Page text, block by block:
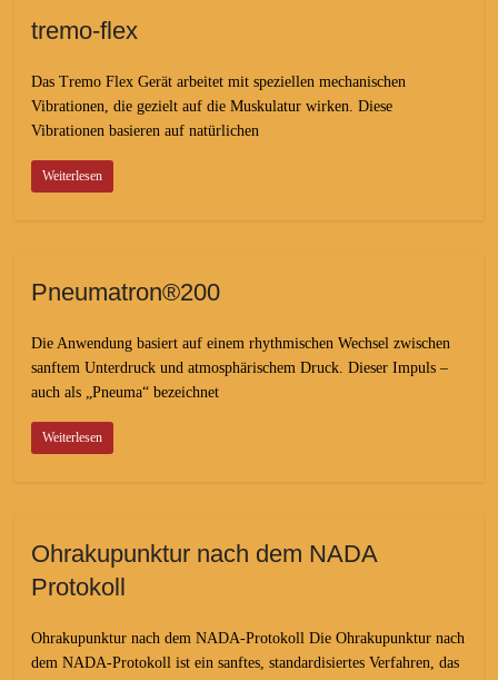
tremo-flex
Das Tremo Flex Gerät arbeitet mit speziellen mechanischen
Vibrationen, die gezielt auf die Muskulatur wirken. Diese
Vibrationen basieren auf natürlichen
Weiterlesen
Pneumatron®200
Die Anwendung basiert auf einem rhythmischen Wechsel zwischen
sanftem Unterdruck und atmosphärischem Druck. Dieser Impuls –
auch als „Pneuma“ bezeichnet
Weiterlesen
Ohrakupunktur nach dem NADA
Protokoll
Ohrakupunktur nach dem NADA-Protokoll Die Ohrakupunktur nach
dem NADA-Protokoll ist ein sanftes, standardisiertes Verfahren, das